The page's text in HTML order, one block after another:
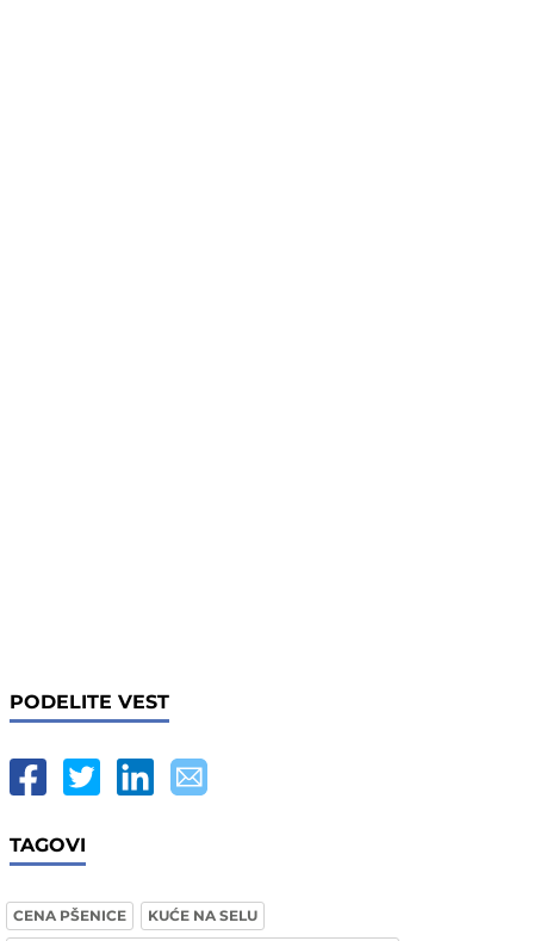
PODELITE VEST
TAGOVI
CENA PŠENICE
KUĆE NA SELU